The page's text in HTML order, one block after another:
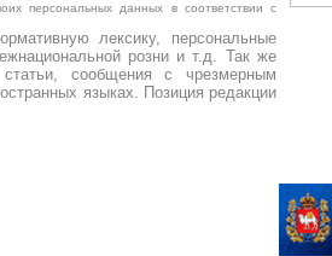
персональных данных в соответствии с
лексику, персональные
розни и т.д. Так же
сообщения с чрезмерным
языках. Позиция редакции